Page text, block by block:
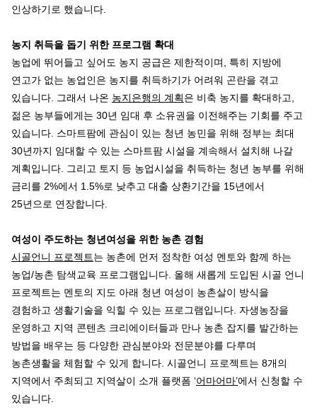
인상하기로 했습니다.
농지 취득을 돕기 위한 프로그램 확대
농업에 뛰어들고 싶어도 농지 공급은 제한적이며, 특히 지방에
연고가 없는 농업인은 농지를 취득하기가 어려워 곤란을 겪고
있습니다. 그래서 나온 농지은행의 계획은 비축 농지를 확대하고,
젊은 농부들에게는 30년 임대 후 소유권을 이전해주는 기회를 주고
있습니다. 스마트팜에 관심이 있는 청년 농민을 위해 정부는 최대
30년까지 임대할 수 있는 스마트팜 시설을 계속해서 설치해 나갈
계획입니다. 그리고 토지 등 농업시설을 취득하는 청년 농부를 위해
금리를 2%에서 1.5%로 낮추고 대출 상환기간을 15년에서
25년으로 연장합니다.
여성이 주도하는 청년여성을 위한 농촌 경험
시골언니 프로젝트는 농촌에 먼저 정착한 여성 멘토와 함께 하는
농업/농촌 탐색교육 프로그램입니다. 올해 새롭게 도입된 시골 언니
프로젝트는 멘토의 지도 아래 청년 여성이 농촌살이 방식을
경험하고 생활기술을 익힐 수 있는 프로그램입니다. 자생농장을
운영하고 지역 콘텐츠 크리에이터들과 만나 농촌 잡지를 발간하는
방법을 배우는 등 다양한 관심분야와 전문분야를 다루며
농촌생활을 체험할 수 있게 합니다. 시골언니 프로젝트는 8개의
지역에서 주최되고 지역살이 소개 플랫폼 ‘어마어마’에서 신청할 수
있습니다.